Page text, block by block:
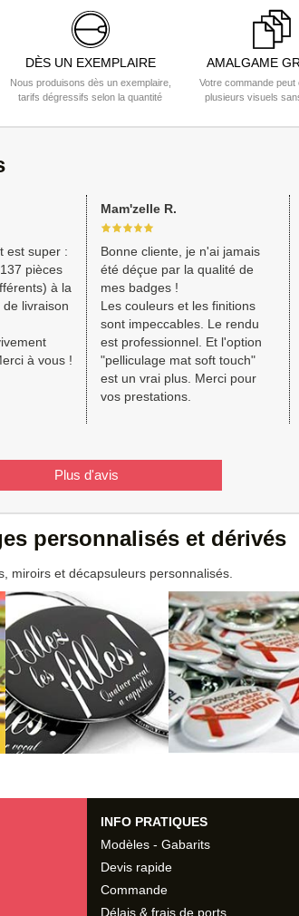
DÈS UN EXEMPLAIRE
Nous produisons dès un exemplaire,
tarifs dégressifs selon la quantité
AMALGAME
Votre commande peut
plusieurs visuels
est super :
pièces
à la
livraison
à vous !
Mam'zelle R.
Bonne cliente, je n'ai jamais
été déçue par la qualité de
mes badges !
Les couleurs et les finitions
sont impeccables. Le rendu
est professionnel. Et l'option
"pelliculage mat soft touch"
est un vrai plus. Merci pour
vos prestations.
Plus d'avis
personnalisés et dérivés
miroirs et décapsuleurs personnalisés.
INFO PRATIQUES
Modèles - Gabarits
Devis rapide
Commande
Délais & frais de ports